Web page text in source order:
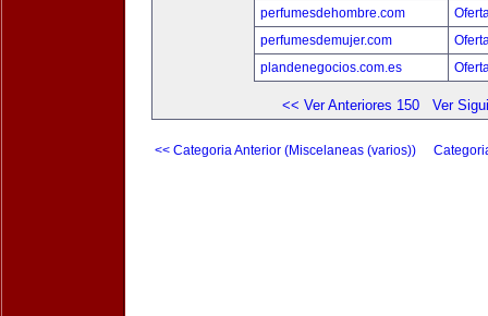
perfumesdehombre.com
perfumesdemujer.com
plandenegocios.com.es
<< Ver Anteriores 150 Ver
<< Categoria Anterior (Miscelaneas (varios))